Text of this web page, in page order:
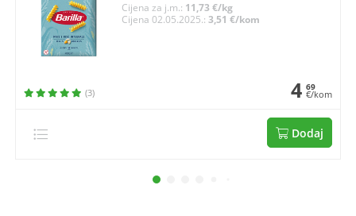
Cijena za j.m.: 11,73 €/kg
Cijena 02.05.2025.: 3,51 €/kom
(3) 4 69
€/kom
Dodaj